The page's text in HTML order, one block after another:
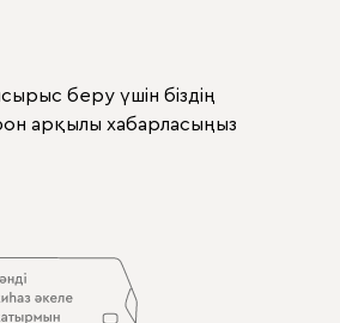
беру үшін біздің
арқылы хабарласыңыз